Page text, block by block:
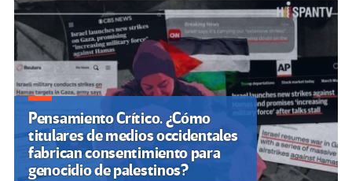
Pensamiento Crítico. ¿Cómo
titulares de medios occidentales
fabrican consentimiento para
genocidio de palestinos?